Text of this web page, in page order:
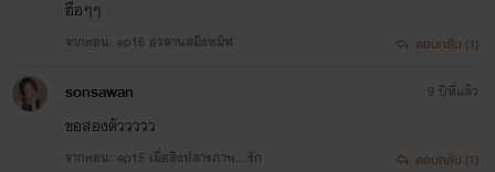
ฮื่อๆๆ
จากตอน: ep16 อวสานสมิงทมิฬ ตอบกลับ (1)
sonsawan
ขอสองตัววววว
จากตอน: ep15 เมื่อสิงห์สารภาพ...รัก
9 ปีที่แล้ว
ตอบกลับ (1)